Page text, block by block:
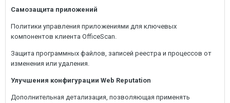
Самозащита приложений
Политики управления приложениями для ключевых
компонентов клиента OfficeScan.
Защита программных файлов, записей реестра и процессов от
изменения или удаления.
Улучшения конфигурации Web Reputation
Дополнительная детализация, позволяющая применять